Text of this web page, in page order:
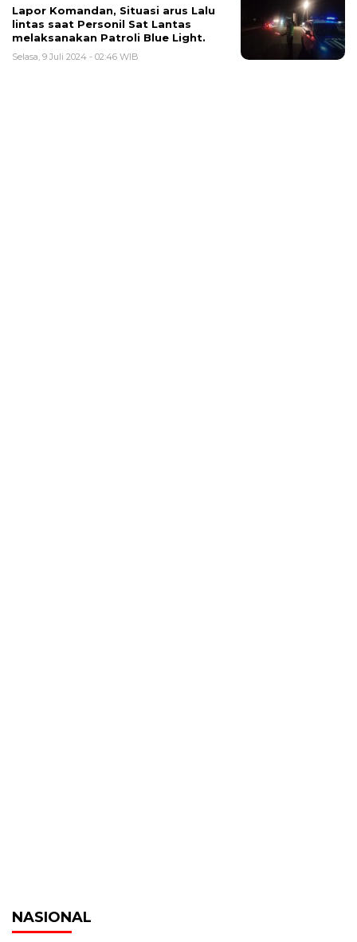
Lapor Komandan, Situasi arus Lalu
lintas saat Personil Sat Lantas
melaksanakan Patroli Blue Light.
Selasa, 9 Juli 2024 - 02:46 WIB
NASIONAL